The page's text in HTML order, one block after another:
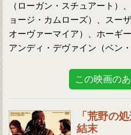
（ローガン・スチュアート）
ョージ・カムローズ）、スー
オーヴァーマイア）、ホーギ
アンディ・デヴァイン（ベン
この映画の
「荒野の
結末